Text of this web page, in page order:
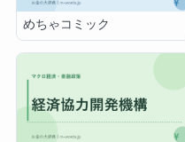
めちゃコミック